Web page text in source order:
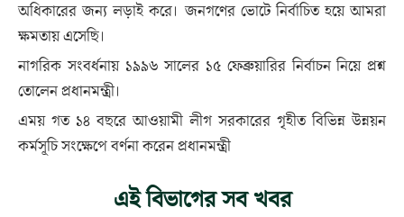
অধিকারের জন্য লড়াই করে। জনগণের ভোটে নির্বাচিত হয়ে আমরা
ক্ষমতায় এসেছি।
নাগরিক সংবর্ধনায় ১৯৯৬ সালের ১৫ ফেব্রুয়ারির নির্বাচন নিয়ে প্রশ্ন
তোলেন প্রধানমন্ত্রী।
এময় গত ১৪ বছরে আওয়ামী লীগ সরকারের গৃহীত বিভিন্ন উন্নয়ন
কর্মসূচি সংক্ষেপে বর্ণনা করেন প্রধানমন্ত্রী
এই বিভাগের সব খবর